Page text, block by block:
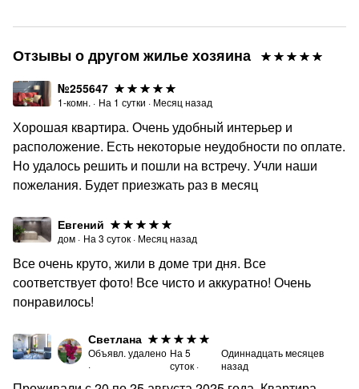
· Запрещены вечеринки и шумные мероприятия
· Заселение строго с 18 лет
· На время проживания обязательно вносится залог
Нарушение правил ведет к досрочному выселению без
компенсации.
⏰ Время заезда/выезда:
· Выезд — до 12:00
Ранний заезд и поздний выезд обсуждаются
индивидуально.
️ Постельное белье:
· Итоговая стоимость проживания зависит от
количества гостей! В итоговую стоимость проживания
включено постельное бельё на всех гостей
Отзывы о другом жилье хозяина
№255647
1-комн. · На 1 сутки · Месяц назад
Хорошая квартира. Очень удобный интерьер и
расположение. Есть некоторые неудобности по оплате.
Но удалось решить и пошли на встречу. Учли наши
пожелания. Будет приезжать раз в месяц
Евгений
дом · На 3 суток · Месяц назад
Все очень круто, жили в доме три дня. Все
соответствует фото! Все чисто и аккуратно! Очень
понравилось!
Светлана
Объявл. удалено
·
На5
суток ·
Одиннадцать месяцев
назад